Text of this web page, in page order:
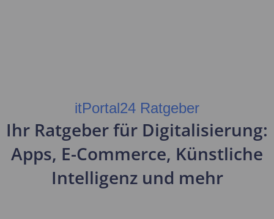
itPortal24 Ratgeber
Ihr Ratgeber für Digitalisierung:
Apps, E-Commerce, Künstliche
Intelligenz und mehr